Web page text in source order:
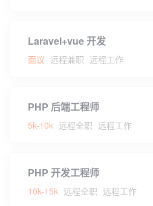
Laravel+vue 开发
面议 远程兼职 远程工作
PHP 后端工程师
5k-10k 远程全职 远程工作
PHP 开发工程师
10k-15k 远程全职 远程工作